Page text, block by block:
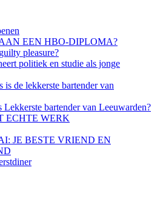
EEN HBO-DIPLOMA?
pleasure?
politiek en studie als jonge
is de lekkerste bartender van
Lekkerste bartender van Leeuwarden?
ECHTE WERK
JE BESTE VRIEND EN